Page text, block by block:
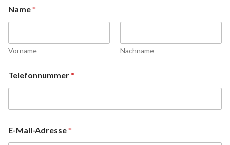
Name*
Vorname Nachname
Telefonnummer*
E-Mail-Adresse*